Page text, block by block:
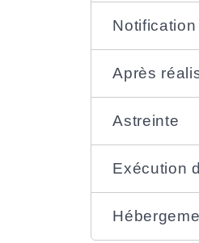
Après
Astreinte
Exécution